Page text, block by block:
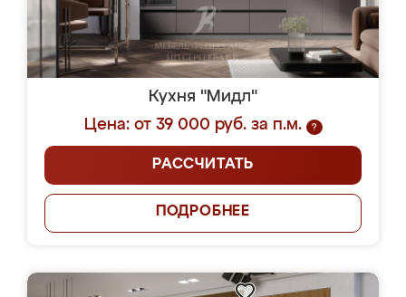
Кухня "Мидл"
Цена: от 39 000 руб. за п.м.
?
РАССЧИТАТЬ
ПОДРОБНЕЕ